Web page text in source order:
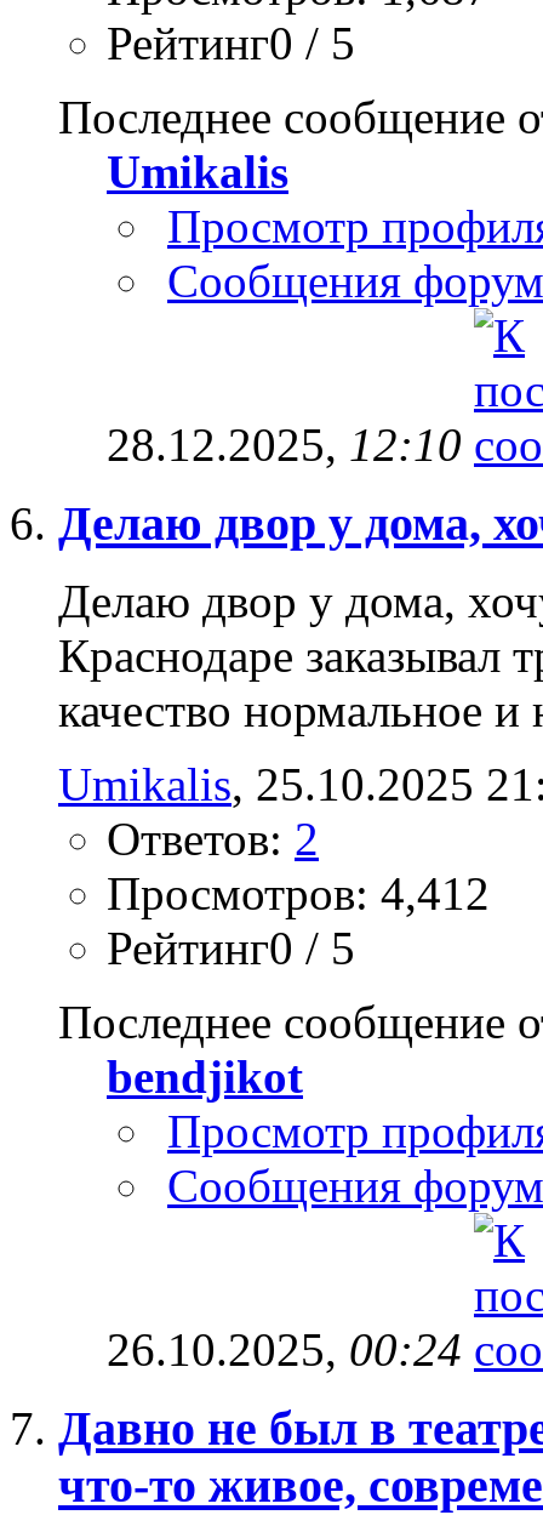
Рейтинг0 / 5
Последнее сообщение
Umikalis
Просмотр
Сообщения
28.12.2025, 12:10
Делаю двор у дома,
Делаю двор у дома,
Краснодаре заказывал
качество нормальное и
Umikalis‎, 25.10.2025
Ответов: 2
Просмотров: 4,412
Рейтинг0 / 5
Последнее сообщение
bendjikot
Просмотр
Сообщения
26.10.2025, 00:24
Давно не был в
что-то живое,